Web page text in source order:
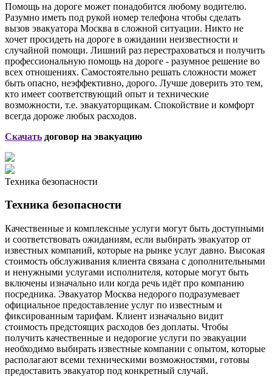
Помощь на дороге может понадобится любому водителю.
Разумно иметь под рукой номер телефона чтобы сделать
вызов эвакуатора Москва в сложной ситуации. Никто не
хочет просидеть на дороге в ожидании неизвестности и
случайной помощи. Лишний раз перестраховаться и получить
профессиональную помощь на дороге - разумное решение во
всех отношениях. Самостоятельно решать сложности может
быть опасно, неэффективно, дорого. Лучше доверить это тем,
кто имеет соответствующий опыт и технические
возможности, т.е. эвакуаторщикам. Спокойствие и комфорт
всегда дороже любых расходов.
Скачать договор на эвакуацию
Техника безопасности
Техника безопасности
Качественные и комплексные услуги могут быть доступными
и соответствовать ожиданиям, если выбирать эвакуатор от
известных компаний, которые на рынке услуг давно. Высокая
стоимость обслуживания клиента связана с дополнительными
и ненужными услугами исполнителя, которые могут быть
включены изначально или когда речь идёт про компанию
посредника. Эвакуатор Москва недорого подразумевает
официальное предоставление услуг по известным и
фиксированным тарифам. Клиент изначально видит
стоимость предстоящих расходов без доплаты. Чтобы
получить качественные и недорогие услуги по эвакуации
необходимо выбирать известные компании с опытом, которые
располагают всеми техническими возможностями, готовы
предоставить эвакуатор под конкретный случай.